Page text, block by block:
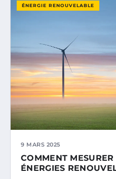
ÉNERGIE RENOUVELABLE
9 MARS 2025
COMMENT MESURER
ÉNERGIES